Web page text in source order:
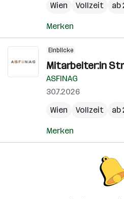
Wien
Vollzeit ab
Merken
Einblicke
Mitarbeiter:in
ASFINAG
30.7.2026
Wien
Vollzeit ab
Merken